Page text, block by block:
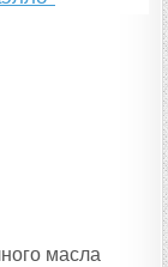
масла